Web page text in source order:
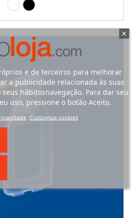
BrancoPreto
e de terceiros para melhorar
a publicidade relacionada às suas
hábitosnavegação. Para dar seu
uso, pressione o botão Aceito.
Customize cookies